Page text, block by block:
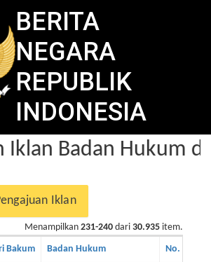
BERITA
NEGARA
REPUBLIK
INDONESIA
Badan Hukum
Iklan
Menampilkan 231-240 dari 30.935 item.
Bakum Badan Hukum No. BN